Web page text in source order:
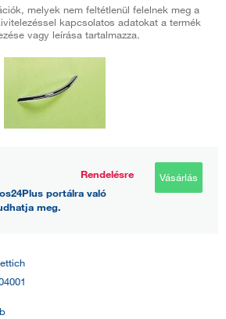
melyek nem feltétlenül felelnek meg a
kapcsolatos adatokat a termék
vagy leírása tartalmazza.
Rendelésre
portálra való
meg.
Vásárlás